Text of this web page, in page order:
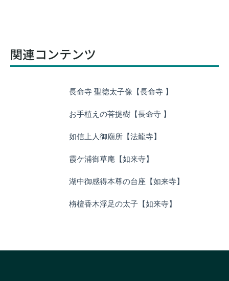
関連コンテンツ
長命寺 聖徳太子像【長命寺 】
お手植えの菩提樹【長命寺 】
如信上人御廟所【法龍寺】
霞ケ浦御草庵【如来寺】
湖中御感得本尊の台座【如来寺】
栴檀香木浮足の太子【如来寺】